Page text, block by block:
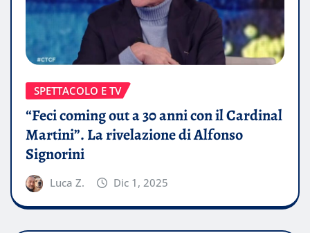
SPETTACOLO E TV
“Feci coming out a 30 anni con il Cardinal
Martini”. La rivelazione di Alfonso
Signorini
Luca Z. Dic 1, 2025